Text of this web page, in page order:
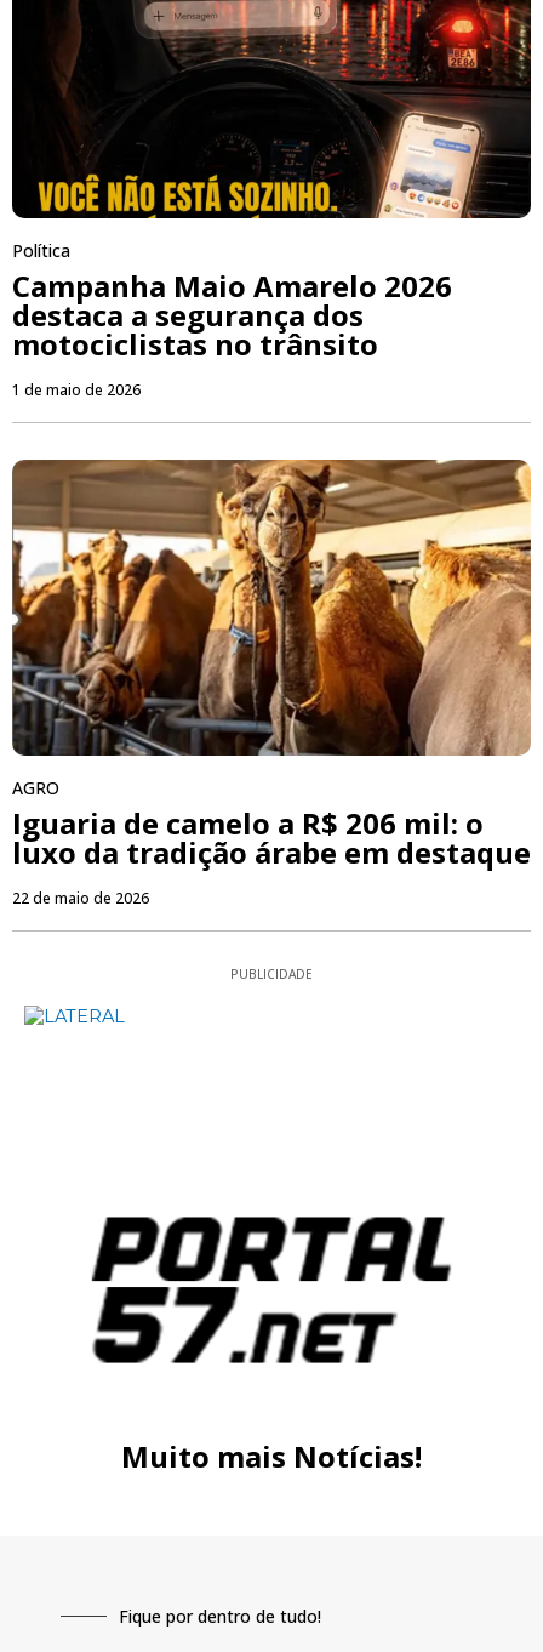
Política
Campanha Maio Amarelo 2026
destaca a segurança dos
motociclistas no trânsito
1 de maio de 2026
AGRO
Iguaria de camelo a R$ 206 mil: o
luxo da tradição árabe em destaque
22 de maio de 2026
PUBLICIDADE
Muito mais Notícias!
Fique por dentro de tudo!